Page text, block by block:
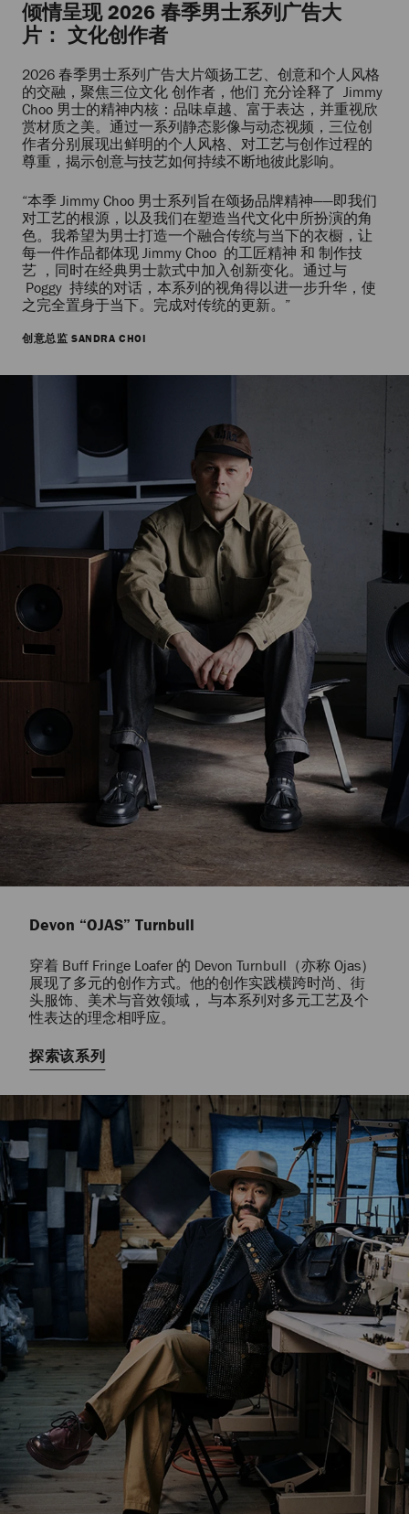
倾情呈现 2026 春季男士系列广告大
片： 文化创作者
2026 春季男士系列广告大片颂扬工艺、创意和个人风格
的交融，聚焦三位文化 创作者，他们 充分诠释了 Jimmy
Choo 男士的精神内核：品味卓越、富于表达，并重视欣
赏材质之美。通过一系列静态影像与动态视频，三位创
作者分别展现出鲜明的个人风格、对工艺与创作过程的
尊重，揭示创意与技艺如何持续不断地彼此影响。
“本季 Jimmy Choo 男士系列旨在颂扬品牌精神——即我们
对工艺的根源，以及我们在塑造当代文化中所扮演的角
色。我希望为男士打造一个融合传统与当下的衣橱，让
每一件作品都体现 Jimmy Choo 的工匠精神 和 制作技
艺 ，同时在经典男士款式中加入创新变化。通过与
Poggy 持续的对话，本系列的视角得以进一步升华，使
之完全置身于当下。完成对传统的更新。”
创意总监 SANDRA CHOI
Devon “OJAS” Turnbull
穿着 Buff Fringe Loafer 的 Devon Turnbull（亦称 Ojas）
展现了多元的创作方式。他的创作实践横跨时尚、街
头服饰、美术与音效领域， 与本系列对多元工艺及个
性表达的理念相呼应。
探索该系列